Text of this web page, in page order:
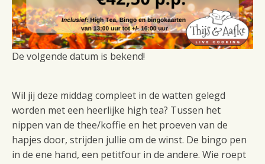
De volgende datum is bekend!
Wil jij deze middag compleet in de watten gelegd
worden met een heerlijke high tea? Tussen het
nippen van de thee/koffie en het proeven van de
hapjes door, strijden jullie om de winst. De bingo pen
in de ene hand, een petitfour in de andere. Wie roept